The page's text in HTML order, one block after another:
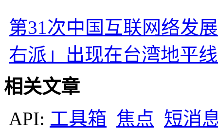
第31次中国互联网络发
右派」出现在台湾地平
相关文章
API: 工具箱 焦点 短消